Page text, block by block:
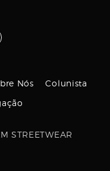
Nós
Colunista
STREETWEAR